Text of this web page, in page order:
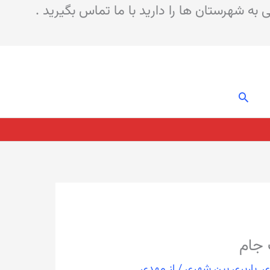
شهرستان ها را دارید با ما تماس بگیرید .
جستجو
جام